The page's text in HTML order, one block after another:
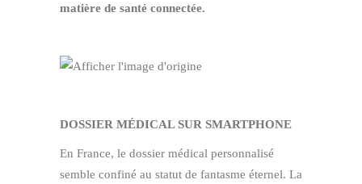
matière de santé connectée.
DOSSIER MÉDICAL SUR SMARTPHONE
En France, le dossier médical personnalisé
semble confiné au statut de fantasme éternel. La